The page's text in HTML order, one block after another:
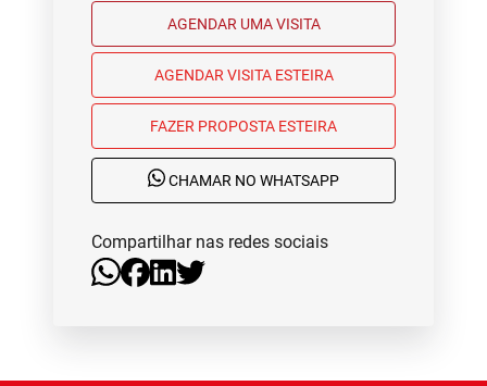
AGENDAR UMA VISITA
AGENDAR VISITA ESTEIRA
FAZER PROPOSTA ESTEIRA
CHAMAR NO WHATSAPP
Compartilhar nas redes sociais